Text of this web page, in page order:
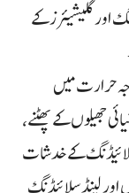
اور گلیشیئرز کے
حرارت میں
جھیلوں کے پھٹنے،
کے خدشات
لینڈ سلائیڈنگ